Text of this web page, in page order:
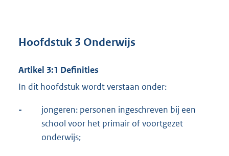
Hoofdstuk 3 Onderwijs
Artikel 3:1 Definities
In dit hoofdstuk wordt verstaan onder:
-
jongeren: personen ingeschreven bij een
school voor het primair of voortgezet
onderwijs;